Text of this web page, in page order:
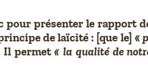
pour présenter le rapport
de laïcité : [que le] «
permet« la qualité de